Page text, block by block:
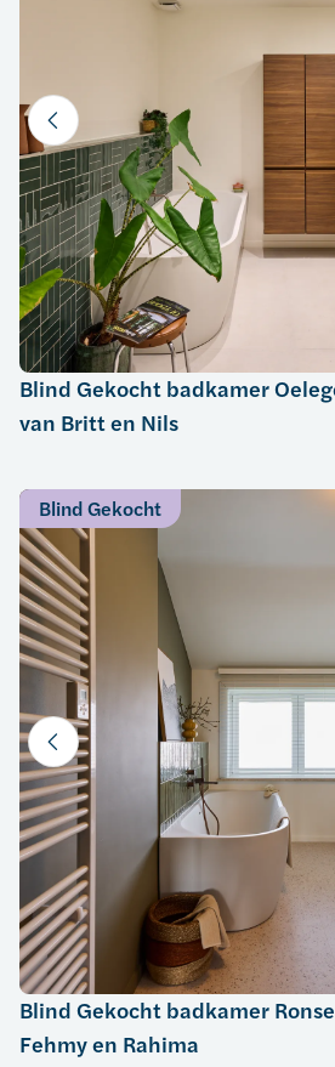
Blind Gekocht badkamer
van Britt en Nils
Blind Gekocht
Blind Gekocht badkamer
Fehmy en Rahima